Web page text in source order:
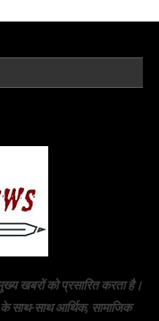
खबरों को प्रसारित करता है।
साथ-साथ आर्थिक, सामाजिक